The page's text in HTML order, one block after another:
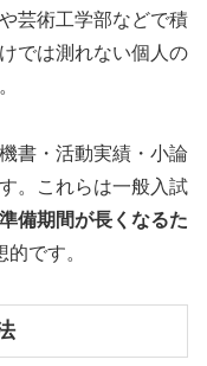
芸術工学部などで積
では測れない個人の
書・活動実績・小論
。これらは一般入試
準備期間が長くなるた
的です。